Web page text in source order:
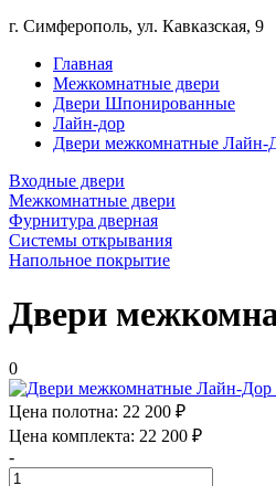
г. Симферополь, ул. Кавказская, 9
Главная
Межкомнатные двери
Двери Шпонированные
Лайн-дор
Двери межкомнатные Лайн-
Входные двери
Межкомнатные двери
Фурнитура дверная
Системы открывания
Напольное покрытие
Двери
0
Цена полотна: 22 200 ₽
Цена комплекта: 22 200 ₽
-